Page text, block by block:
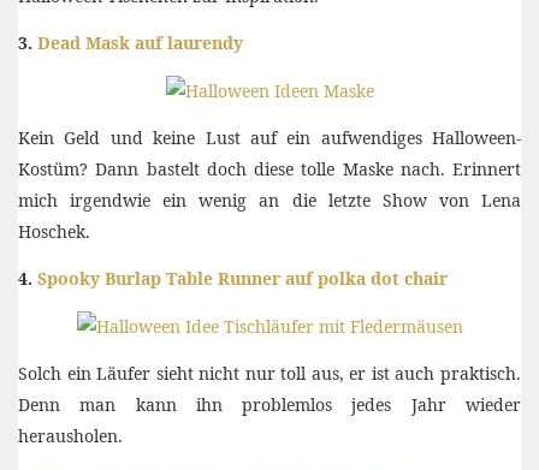
3. Dead Mask auf laurendy
Kein Geld und keine Lust auf ein aufwendiges Halloween-
Kostüm? Dann bastelt doch diese tolle Maske nach. Erinnert
mich irgendwie ein wenig an die letzte Show von Lena
Hoschek.
4. Spooky Burlap Table Runner auf polka dot chair
Solch ein Läufer sieht nicht nur toll aus, er ist auch praktisch.
Denn man kann ihn problemlos jedes Jahr wieder
herausholen.